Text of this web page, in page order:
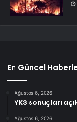
En Güncel
Ağustos 6, 2026
YKS sonuçları
Ağustos 6, 2026